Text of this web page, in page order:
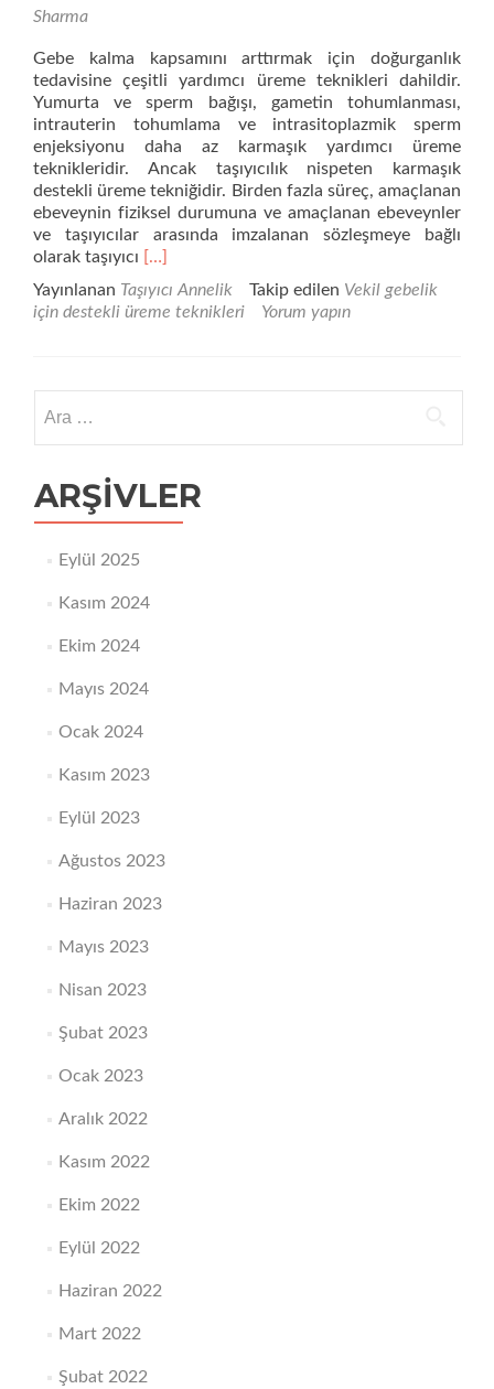
Sharma
Gebe kalma kapsamını arttırmak için doğurganlık
tedavisine çeşitli yardımcı üreme teknikleri dahildir.
Yumurta ve sperm bağışı, gametin tohumlanması,
intrauterin tohumlama ve intrasitoplazmik sperm
enjeksiyonu daha az karmaşık yardımcı üreme
teknikleridir. Ancak taşıyıcılık nispeten karmaşık
destekli üreme tekniğidir. Birden fazla süreç, amaçlanan
ebeveynin fiziksel durumuna ve amaçlanan ebeveynler
ve taşıyıcılar arasında imzalanan sözleşmeye bağlı
olarak taşıyıcı Daha
okuyunVekil
gebelik
üreme
[…]
Yayınlanan Taşıyıcı Annelik Takip edilen Vekil gebelik
için destekli üreme teknikleri
Yorum yapın
ARŞIVLER
Eylül 2025
Kasım 2024
Ekim 2024
Mayıs 2024
Ocak 2024
Kasım 2023
Eylül 2023
Ağustos 2023
Haziran 2023
Mayıs 2023
Nisan 2023
Şubat 2023
Ocak 2023
Aralık 2022
Kasım 2022
Ekim 2022
Eylül 2022
Haziran 2022
Mart 2022
Şubat 2022